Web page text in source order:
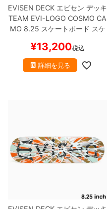
EVISEN DECK エビセン デッキ
TEAM EVI-LOGO COSMO CA
MO 8.25 スケートボード スケ
¥13,200税込
詳細を見る